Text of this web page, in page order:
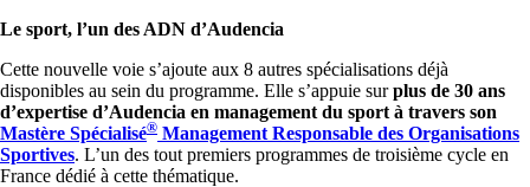
Le sport, l’un des ADN d’Audencia
Cette nouvelle voie s’ajoute aux 8 autres spécialisations déjà
disponibles au sein du programme. Elle s’appuie surplus de 30 ans
d’expertise d’Audencia en management du sport à travers son
Mastère Spécialisé® Management Responsable des Organisations
Sportives. L’un des tout premiers programmes de troisième cycle en
France dédié à cette thématique.